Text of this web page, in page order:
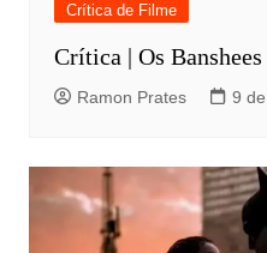
Crítica de Filme
Crítica | Os
Ramon Prates 9